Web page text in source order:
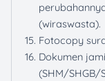
(wiraswasta).
Fotocopy
Dokumen
(SHM/SHGB/